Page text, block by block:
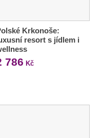
Krkonoše:
resort s jídlem i
786 Kč